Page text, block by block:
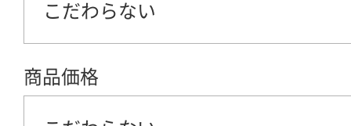
こだわらない
商品価格